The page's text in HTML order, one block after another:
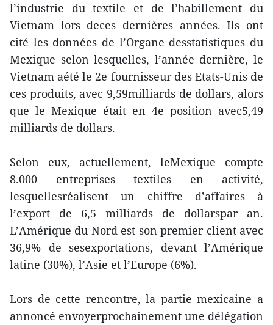
l’industrie du textile et de l’habillement du
Vietnam lors deces dernières années. Ils ont
cité les données de l’Organe desstatistiques du
Mexique selon lesquelles, l’année dernière, le
Vietnam aété le 2e fournisseur des Etats-Unis de
ces produits, avec 9,59milliards de dollars, alors
que le Mexique était en 4e position avec5,49
milliards de dollars.
Selon eux, actuellement, leMexique compte
8.000 entreprises textiles en activité,
lesquellesréalisent un chiffre d’affaires à
l’export de 6,5 milliards de dollarspar an.
L’Amérique du Nord est son premier client avec
36,9% de sesexportations, devant l’Amérique
latine (30%), l’Asie et l’Europe (6%).
Lors de cette rencontre, la partie mexicaine a
annoncé envoyerprochainement une délégation